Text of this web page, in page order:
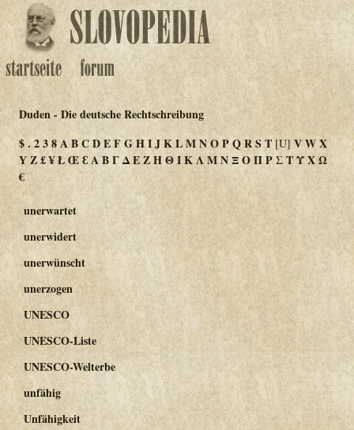
Duden - Die deutsche Rechtschreibung
$.238ABCDEFGHIJKLMNOPQRS T [U] VWX
YZ£¥ŁŒƐΑΒΓΔΕΖΗΘΙΚΛΜΝΞΟΠΡΣΤΥΧΩ
€
unerwartet
unerwidert
unerwünscht
unerzogen
UNESCO
UNESCO-Liste
UNESCO-Welterbe
unfähig
Unfähigkeit